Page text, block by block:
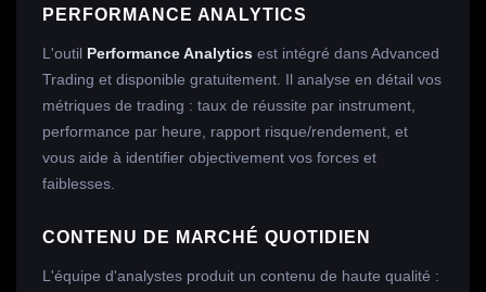
PERFORMANCE ANALYTICS
L'outil Performance Analytics est intégré dans Advanced
Trading et disponible gratuitement. Il analyse en détail vos
métriques de trading : taux de réussite par instrument,
performance par heure, rapport risque/rendement, et
vous aide à identifier objectivement vos forces et
faiblesses.
CONTENU DE MARCHÉ QUOTIDIEN
L'équipe d'analystes produit un contenu de haute qualité :